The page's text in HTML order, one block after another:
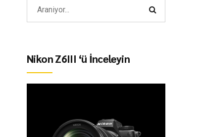
Nikon Z6III ‘ü İnceleyin